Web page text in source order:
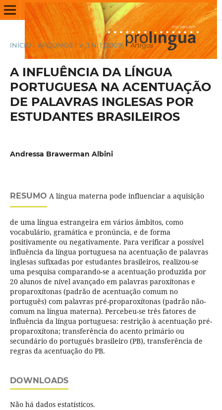
INÍCIO / ARQUIVOS / V. 3 N. 1 (2009) / Artigos
A INFLUÊNCIA DA LÍNGUA
PORTUGUESA NA ACENTUAÇÃO
DE PALAVRAS INGLESAS POR
ESTUDANTES BRASILEIROS
Andressa Brawerman Albini
RESUMO A língua materna pode influenciar a aquisição
de uma língua estrangeira em vários âmbitos, como
vocabulário, gramática e pronúncia, e de forma
positivamente ou negativamente. Para verificar a possível
influência da língua portuguesa na acentuação de palavras
inglesas sufixadas por estudantes brasileiros, realizou-se
uma pesquisa comparando-se a acentuação produzida por
20 alunos de nível avançado em palavras paroxítonas e
proparoxítonas (padrão de acentuação comum no
português) com palavras pré-proparoxítonas (padrão não-
comum na língua materna). Percebeu-se três fatores de
influência da língua portuguesa: restrição à acentuação pré-
proparoxítona; transferência do acento primário ou
secundário do português brasileiro (PB), transferência de
regras da acentuação do PB.
DOWNLOADS
Não há dados estatísticos.